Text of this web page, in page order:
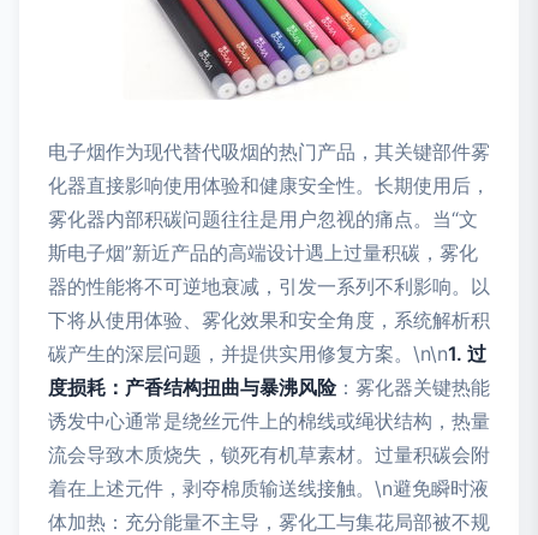
电子烟作为现代替代吸烟的热门产品，其关键部件雾
化器直接影响使用体验和健康安全性。长期使用后，
雾化器内部积碳问题往往是用户忽视的痛点。当“文
斯电子烟”新近产品的高端设计遇上过量积碳，雾化
器的性能将不可逆地衰减，引发一系列不利影响。以
下将从使用体验、雾化效果和安全角度，系统解析积
碳产生的深层问题，并提供实用修复方案。\n\n1. 过
度损耗：产香结构扭曲与暴沸风险：雾化器关键热能
诱发中心通常是绕丝元件上的棉线或绳状结构，热量
流会导致木质烧失，锁死有机草素材。过量积碳会附
着在上述元件，剥夺棉质输送线接触。\n避免瞬时液
体加热：充分能量不主导，雾化工与集花局部被不规